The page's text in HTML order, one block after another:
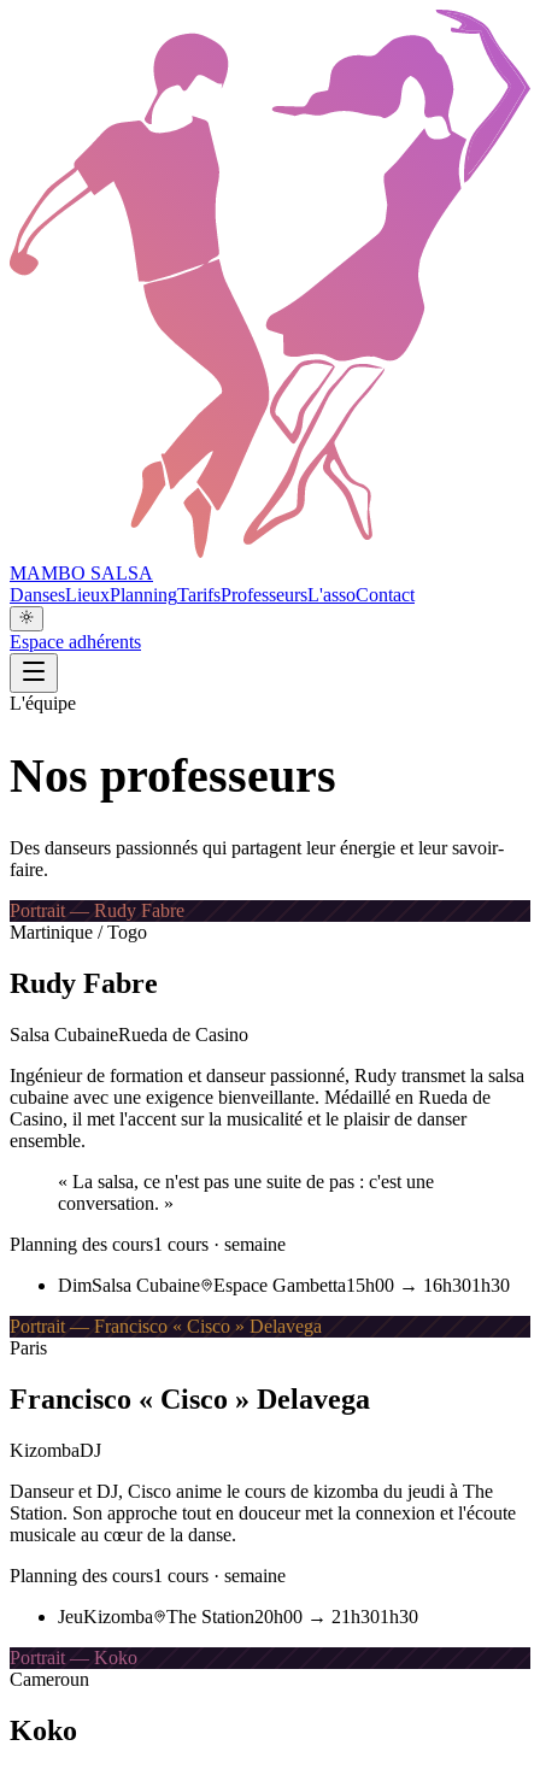
MAMBO SALSA
DansesLieuxPlanningTarifsProfesseursL'assoContact
Espace adhérents
L'équipe
Nos professeurs
Des danseurs passionnés qui partagent leur énergie et leur savoir-
faire.
Portrait — Rudy Fabre
Martinique / Togo
Rudy Fabre
Salsa CubaineRueda de Casino
Ingénieur de formation et danseur passionné, Rudy transmet la salsa
cubaine avec une exigence bienveillante. Médaillé en Rueda de
Casino, il met l'accent sur la musicalité et le plaisir de danser
ensemble.
« La salsa, ce n'est pas une suite de pas : c'est une
conversation. »
Planning des cours1 cours · semaine
DimSalsa Cubaine Espace Gambetta15h00 → 16h301h30
Portrait — Francisco « Cisco » Delavega
Paris
Francisco « Cisco » Delavega
KizombaDJ
Danseur et DJ, Cisco anime le cours de kizomba du jeudi à The
Station. Son approche tout en douceur met la connexion et l'écoute
musicale au cœur de la danse.
Planning des cours1 cours · semaine
JeuKizomba The Station20h00 → 21h301h30
Portrait — Koko
Cameroun
Koko